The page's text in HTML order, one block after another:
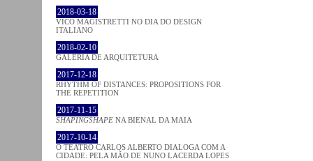
2018-03-18
VICO MAGISTRETTI NO DIA DO DESIGN
ITALIANO
2018-02-10
GALERIA DE ARQUITETURA
2017-12-18
RHYTHM OF DISTANCES: PROPOSITIONS FOR
THE REPETITION
2017-11-15
SHAPINGSHAPE NA BIENAL DA MAIA
2017-10-14
O TEATRO CARLOS ALBERTO DIALOGA COM A
CIDADE: PELA MÃO DE NUNO LACERDA LOPES